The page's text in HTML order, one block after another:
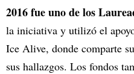
2016 fue uno de los
la iniciativa y utilizó el
Ice Alive, donde comparte
sus hallazgos. Los fondos